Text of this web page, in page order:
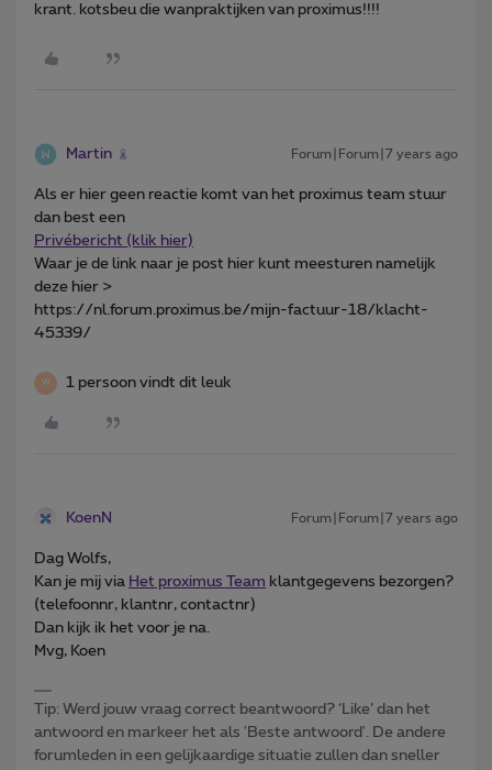
krant. kotsbeu die wanpraktijken van proximus!!!!
Martin Forum|Forum|7 years ago
Als er hier geen reactie komt van het proximus team stuur
dan best een
Privébericht (klik hier)
Waar je de link naar je post hier kunt meesturen namelijk
deze hier >
https://nl.forum.proximus.be/mijn-factuur-18/klacht-
45339/
W 1 persoon vindt dit leuk
KoenN Forum|Forum|7 years ago
Dag Wolfs,
Kan je mij via Het proximus Team klantgegevens bezorgen?
(telefoonnr, klantnr, contactnr)
Dan kijk ik het voor je na.
Mvg, Koen
Tip: Werd jouw vraag correct beantwoord? ‘Like’ dan het
antwoord en markeer het als 'Beste antwoord'. De andere
forumleden in een gelijkaardige situatie zullen dan sneller